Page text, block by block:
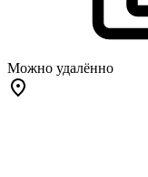
Можно удалённо